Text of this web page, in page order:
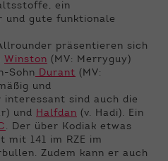
ein
und gute funktionale
präsentieren sich
Winston (MV: Merryguy)
Sohn Durant (MV:
und
sind auch die
und Halfdan (v. Hadi). Ein
. Der über Kodiak etwas
mit 141 im RZE im
Zudem kann er auch